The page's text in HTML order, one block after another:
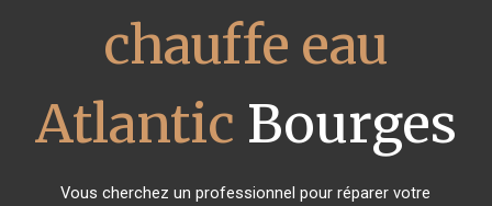
chauffe eau
Atlantic Bourges
Vous cherchez un professionnel pour réparer votre